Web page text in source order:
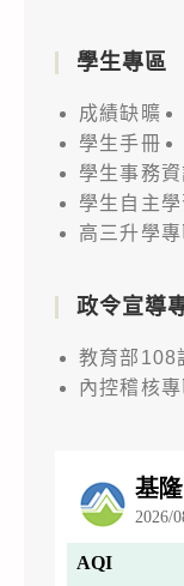
學生專區
成績缺曠
學生手冊
學生事務資
學生自主學
高三升學專
政令宣導
教育部108
內控稽核專